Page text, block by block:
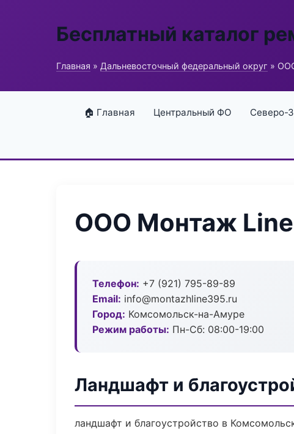
Бесплатный каталог
Главная » Дальневосточный федеральный округ »
🏠 Главная Центральный ФО Северо-
ООО Монтаж Line
Телефон: +7 (921) 795-89-89
Email: info@montazhline395.ru
Город: Комсомольск-на-Амуре
Режим работы: Пн-Сб: 08:00-19:00
Ландшафт и
ландшафт и благоустройство в